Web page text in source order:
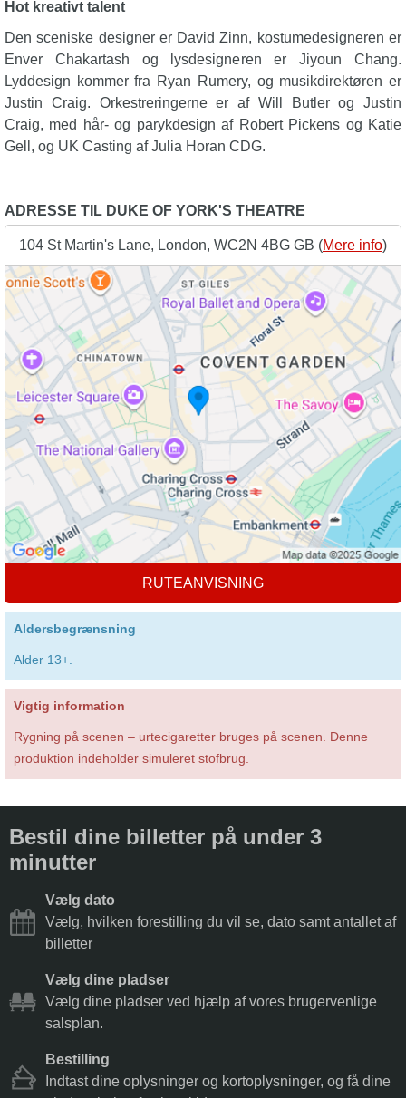
Hot kreativt talent
Den sceniske designer er David Zinn, kostumedesigneren er
Enver Chakartash og lysdesigneren er Jiyoun Chang.
Lyddesign kommer fra Ryan Rumery, og musikdirektøren er
Justin Craig. Orkestreringerne er af Will Butler og Justin
Craig, med hår- og parykdesign af Robert Pickens og Katie
Gell, og UK Casting af Julia Horan CDG.
ADRESSE TIL DUKE OF YORK'S THEATRE
104 St Martin's Lane, London, WC2N 4BG GB (Mere info)
RUTEANVISNING
Aldersbegrænsning
Alder 13+.
Vigtig information
Rygning på scenen – urtecigaretter bruges på scenen. Denne
produktion indeholder simuleret stofbrug.
Bestil dine billetter på under 3
minutter
Vælg dato
Vælg, hvilken forestilling du vil se, dato samt antallet af
billetter
Vælg dine pladser
Vælg dine pladser ved hjælp af vores brugervenlige
salsplan.
Bestilling
Indtast dine oplysninger og kortoplysninger, og få dine